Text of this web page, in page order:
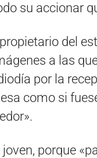
su accionar
del
a las
por la
como si
porque